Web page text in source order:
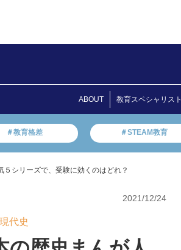
ABOUT 教育スペシャリスト
＃教育格差 ＃STEAM教育
５シリーズで、受験に効くのはどれ？
2021/12/24
代史